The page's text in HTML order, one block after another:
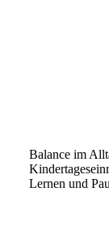
Balance im
Lernen und